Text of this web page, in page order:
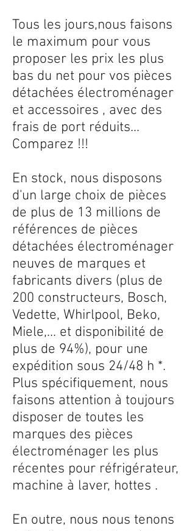
Tous les jours,nous faisons
le maximum pour vous
proposer les prix les plus
bas du net pour vos pièces
détachées électroménager
et accessoires , avec des
frais de port réduits...
Comparez !!!
En stock, nous disposons
d'un large choix de pièces
de plus de 13 millions de
références de pièces
détachées électroménager
neuves de marques et
fabricants divers (plus de
200 constructeurs, Bosch,
Vedette, Whirlpool, Beko,
Miele,... et disponibilité de
plus de 94%), pour une
expédition sous 24/48 h *.
Plus spécifiquement, nous
faisons attention à toujours
disposer de toutes les
marques des pièces
électroménager les plus
récentes pour réfrigérateur,
machine à laver, hottes .
En outre, nous nous tenons